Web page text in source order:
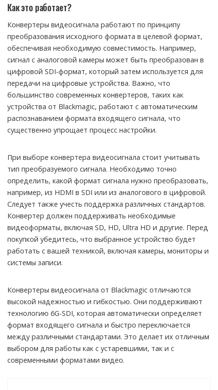
Как это работает?
Конвертеры видеосигнала работают по принципу
преобразования исходного формата в целевой формат,
обеспечивая необходимую совместимость. Например,
сигнал с аналоговой камеры может быть преобразован в
цифровой SDI-формат, который затем используется для
передачи на цифровые устройства. Важно, что
большинство современных конвертеров, таких как
устройства от Blackmagic, работают с автоматическим
распознаванием формата входящего сигнала, что
существенно упрощает процесс настройки.
При выборе конвертера видеосигнала стоит учитывать
тип преобразуемого сигнала. Необходимо точно
определить, какой формат сигнала нужно преобразовать,
например, из HDMI в SDI или из аналогового в цифровой.
Следует также учесть поддержка различных стандартов.
Конвертер должен поддерживать необходимые
видеоформаты, включая SD, HD, Ultra HD и другие. Перед
покупкой убедитесь, что выбранное устройство будет
работать с вашей техникой, включая камеры, мониторы и
системы записи.
Конвертеры видеосигнала от Blackmagic отличаются
высокой надежностью и гибкостью. Они поддерживают
технологию 6G-SDI, которая автоматически определяет
формат входящего сигнала и быстро переключается
между различными стандартами. Это делает их отличным
выбором для работы как с устаревшими, так и с
современными форматами видео.